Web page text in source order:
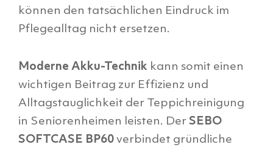
können den tatsächlichen Eindruck im
Pflegealltag nicht ersetzen.
Moderne Akku-Technik kann somit einen
wichtigen Beitrag zur Effizienz und
Alltagstauglichkeit der Teppichreinigung
in Seniorenheimen leisten. Der SEBO
SOFTCASE BP60 verbindet gründliche